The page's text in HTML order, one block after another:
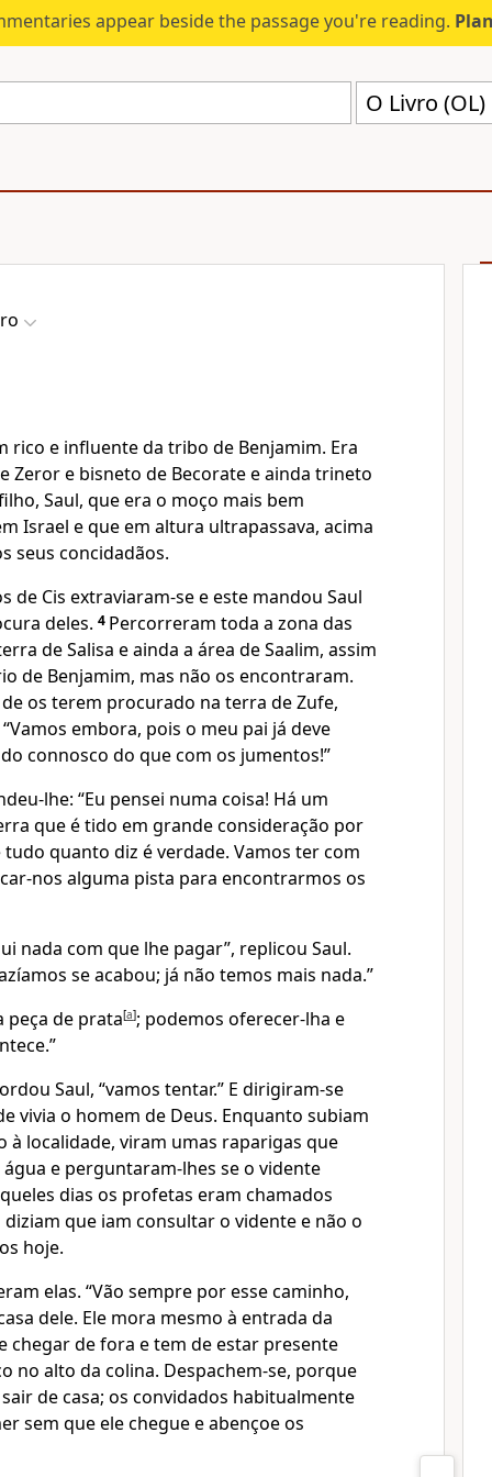
appear beside the passage you're reading.
O Livro (OL)
rico e influente da tribo de Benjamim. Era
Zeror e bisneto de Becorate e ainda trineto
Saul, que era o moço mais bem
Israel e que em altura ultrapassava, acima
seus concidadãos.
de Cis extraviaram-se e este mandou Saul
deles. 4 Percorreram toda a zona das
de Salisa e ainda a área de Saalim, assim
de Benjamim, mas não os encontraram.
os terem procurado na terra de Zufe,
embora, pois o meu pai já deve
connosco do que com os jumentos!”
lhe: “Eu pensei numa coisa! Há um
que é tido em grande consideração por
quanto diz é verdade. Vamos ter com
nos alguma pista para encontrarmos os
nada com que lhe pagar”, replicou Saul.
se acabou; já não temos mais nada.”
peça de prata[a]; podemos oferecer-lha e
Saul, “vamos tentar.” E dirigiram-se
vivia o homem de Deus. Enquanto subiam
à localidade, viram umas raparigas que
e perguntaram-lhes se o vidente
dias os profetas eram chamados
diziam que iam consultar o vidente e não o
hoje.
elas. “Vão sempre por esse caminho,
dele. Ele mora mesmo à entrada da
chegar de fora e tem de estar presente
no alto da colina. Despachem-se, porque
de casa; os convidados habitualmente
sem que ele chegue e abençoe os